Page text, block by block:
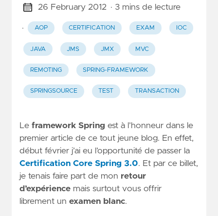
26 February 2012 · 3 mins de lecture
· AOP CERTIFICATION EXAM IOC
JAVA JMS JMX MVC
REMOTING SPRING-FRAMEWORK
SPRINGSOURCE TEST TRANSACTION
Le framework Spring est à l’honneur dans le
premier article de ce tout jeune blog. En effet,
début février j’ai eu l’opportunité de passer la
Certification Core Spring 3.0. Et par ce billet,
je tenais faire part de mon retour
d’expérience mais surtout vous offrir
librement un examen blanc.